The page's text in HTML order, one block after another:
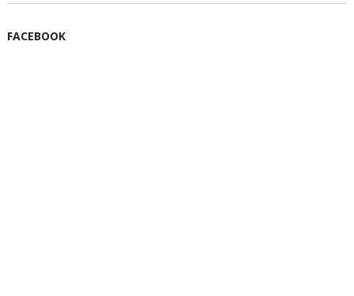
FACEBOOK